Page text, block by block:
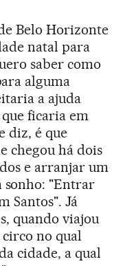
Belo Horizonte
natal para
saber como
alguma
a ajuda
ficaria em
diz, é que
chegou há dois
e arranjar um
sonho: "Entrar
Santos". Já
quando viajou
no qual
cidade, a qual